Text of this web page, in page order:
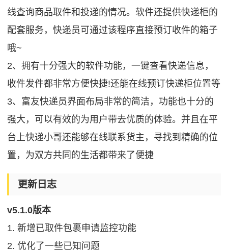
线查询商品取件和投递的情况。软件还提供快递柜的
配套服务，快递员可通过该程序直接预订收件的箱子
哦~
2、拥有十分强大的软件功能，一键查看快递信息，
收件发件都非常方便快捷!还能在线预订快递柜位置等
3、富友快递员界面布局非常的简洁，功能也十分的
强大，可以有效的为用户带去优质的体验。并且在平
台上快递小哥还能够在线联系货主，寻找到精确的位
置，为双方共同的生活都带来了便捷
更新日志
v5.1.0版本
1. 新增已取件包裹申请监控功能
2. 优化了一些已知问题